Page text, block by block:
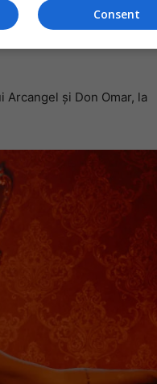
videoclipuri cu sute de
și Don Omar, la
Consent